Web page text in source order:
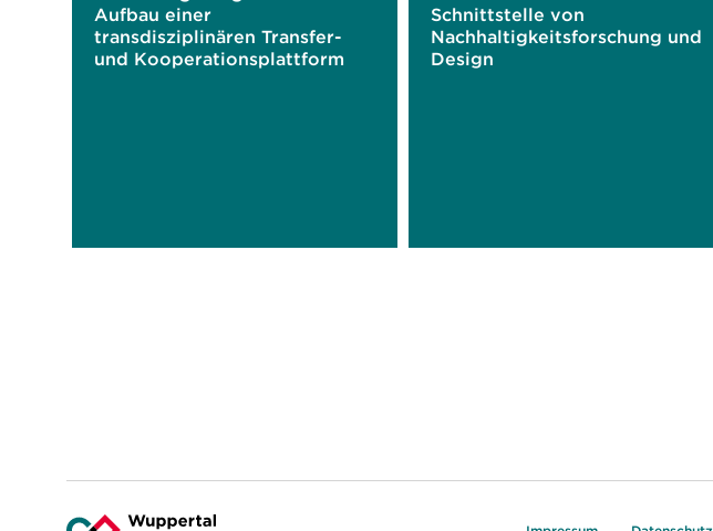
Aufbau einer
transdisziplinären Transfer-
und Kooperationsplattform
Schnittstelle von
Nachhaltigkeitsforschung und
Design